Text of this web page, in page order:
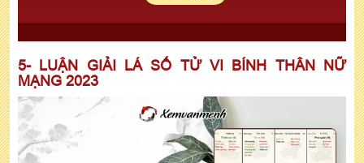
5- LUẬN GIẢI LÁ SỐ TỬ VI BÍNH THÂN NỮ
MẠNG 2023